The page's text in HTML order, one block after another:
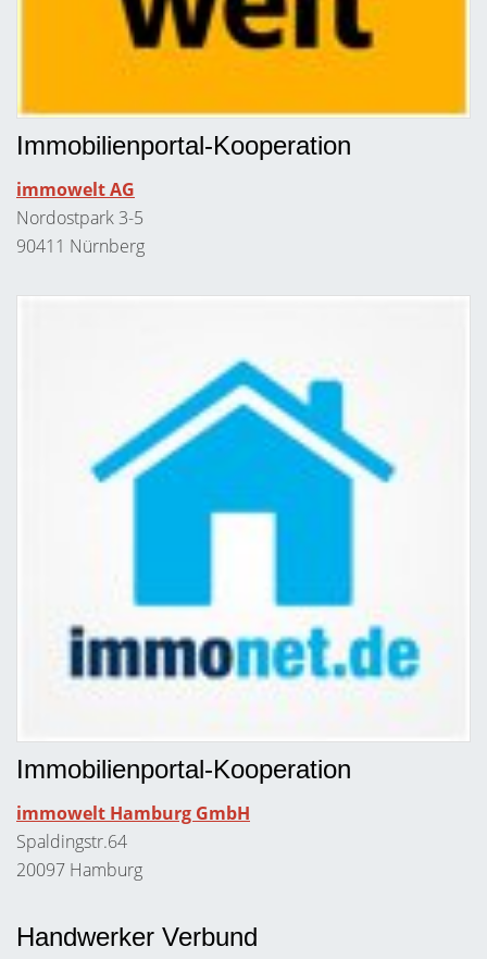
Immobilienportal-Kooperation
immowelt AG
Nordostpark 3-5
90411 Nürnberg
Immobilienportal-Kooperation
immowelt Hamburg GmbH
Spaldingstr.64
20097 Hamburg
Handwerker Verbund